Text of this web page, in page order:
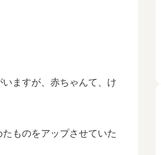
ますが、赤ちゃんて、け
ものをアップさせていた